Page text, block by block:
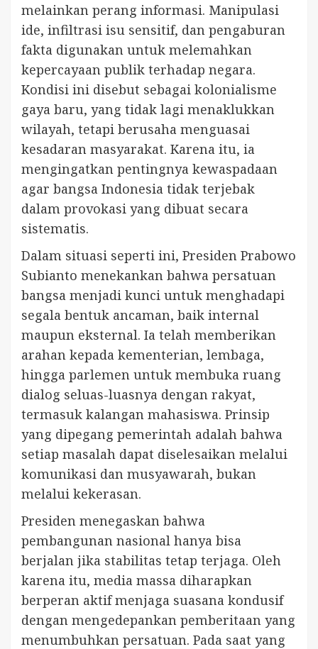
melainkan perang informasi. Manipulasi
ide, infiltrasi isu sensitif, dan pengaburan
fakta digunakan untuk melemahkan
kepercayaan publik terhadap negara.
Kondisi ini disebut sebagai kolonialisme
gaya baru, yang tidak lagi menaklukkan
wilayah, tetapi berusaha menguasai
kesadaran masyarakat. Karena itu, ia
mengingatkan pentingnya kewaspadaan
agar bangsa Indonesia tidak terjebak
dalam provokasi yang dibuat secara
sistematis.
Dalam situasi seperti ini, Presiden Prabowo
Subianto menekankan bahwa persatuan
bangsa menjadi kunci untuk menghadapi
segala bentuk ancaman, baik internal
maupun eksternal. Ia telah memberikan
arahan kepada kementerian, lembaga,
hingga parlemen untuk membuka ruang
dialog seluas-luasnya dengan rakyat,
termasuk kalangan mahasiswa. Prinsip
yang dipegang pemerintah adalah bahwa
setiap masalah dapat diselesaikan melalui
komunikasi dan musyawarah, bukan
melalui kekerasan.
Presiden menegaskan bahwa
pembangunan nasional hanya bisa
berjalan jika stabilitas tetap terjaga. Oleh
karena itu, media massa diharapkan
berperan aktif menjaga suasana kondusif
dengan mengedepankan pemberitaan yang
menumbuhkan persatuan. Pada saat yang